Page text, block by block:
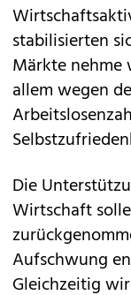
stabilisierten
Märkte nehme
allem wegen
Die
Wirtschaft
Aufschwung
Gleichzeitig